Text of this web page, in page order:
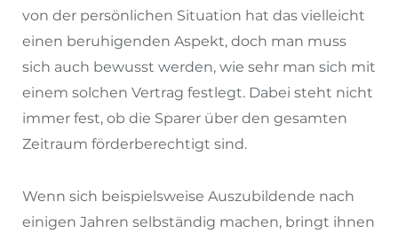
von der persönlichen Situation hat das vielleicht
einen beruhigenden Aspekt, doch man muss
sich auch bewusst werden, wie sehr man sich mit
einem solchen Vertrag festlegt. Dabei steht nicht
immer fest, ob die Sparer über den gesamten
Zeitraum förderberechtigt sind.
Wenn sich beispielsweise Auszubildende nach
einigen Jahren selbständig machen, bringt ihnen